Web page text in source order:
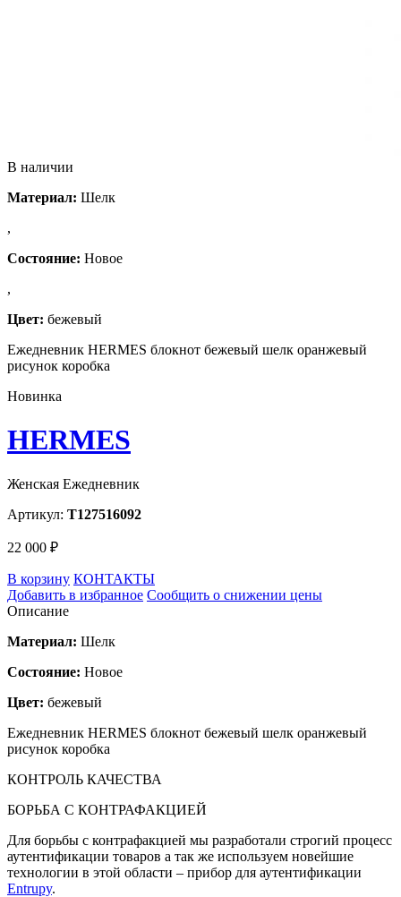
В наличии
Материал: Шелк
,
Состояние: Новое
,
Цвет: бежевый
Ежедневник HERMES блокнот бежевый шелк оранжевый
рисунок коробка
Новинка
HERMES
Женская Ежедневник
Артикул: T127516092
22 000 ₽
В корзину КОНТАКТЫ
Добавить в избранное Сообщить о снижении цены
Описание
Материал: Шелк
Состояние: Новое
Цвет: бежевый
Ежедневник HERMES блокнот бежевый шелк оранжевый
рисунок коробка
КОНТРОЛЬ КАЧЕСТВА
БОРЬБА С КОНТРАФАКЦИЕЙ
Для борьбы с контрафакцией мы разработали строгий процесс
аутентификации товаров а так же используем новейшие
технологии в этой области – прибор для аутентификации
Entrupy.